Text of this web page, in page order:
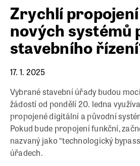
Zrychlí
nových systémů
stavebního
17. 1. 2025
Vybrané stavební úřady budou
žádostí od pondělí 20. ledna
propojené digitální a původní
Pokud bude propojení funkční,
nazvaný jako “technologický
úřadech.